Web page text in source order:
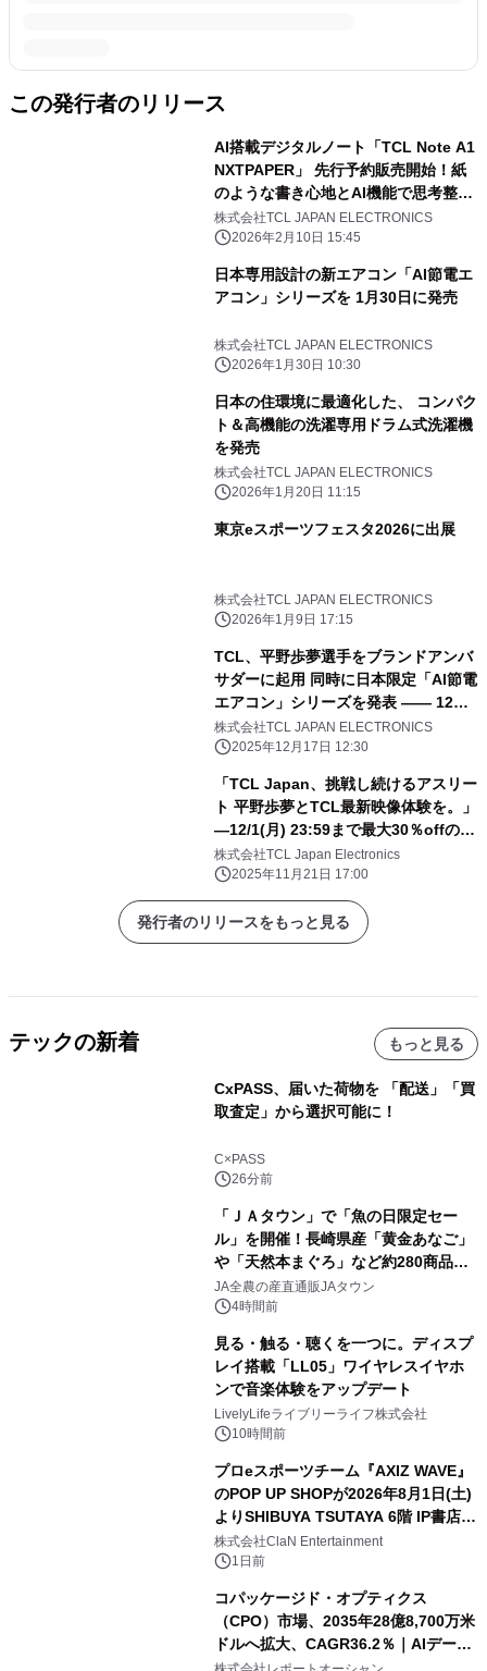
この発行者のリリース
AI搭載デジタルノート「TCL Note A1
NXTPAPER」 先行予約販売開始！紙
のような書き心地とAI機能で思考整理
を革新
株式会社TCL JAPAN ELECTRONICS
2026年2月10日 15:45
日本専用設計の新エアコン「AI節電エ
アコン」シリーズを 1月30日に発売
株式会社TCL JAPAN ELECTRONICS
2026年1月30日 10:30
日本の住環境に最適化した、 コンパク
ト＆高機能の洗濯専用ドラム式洗濯機
を発売
株式会社TCL JAPAN ELECTRONICS
2026年1月20日 11:15
東京eスポーツフェスタ2026に出展
株式会社TCL JAPAN ELECTRONICS
2026年1月9日 17:15
TCL、平野歩夢選手をブランドアンバ
サダーに起用 同時に日本限定「AI節電
エアコン」シリーズを発表 ―― 12月
15日 アンバサダー就任式＆新商品発
表会を開催
株式会社TCL JAPAN ELECTRONICS
2025年12月17日 12:30
「TCL Japan、挑戦し続けるアスリー
ト 平野歩夢とTCL最新映像体験を。」
―12/1(月) 23:59まで最大30％offの
Amazon ブラックフライデー実施中―
株式会社TCL Japan Electronics
2025年11月21日 17:00
発行者のリリースをもっと見る
テックの新着 もっと見る
CxPASS、届いた荷物を 「配送」「買
取査定」から選択可能に！
C×PASS
26分前
「ＪＡタウン」で「魚の日限定セー
ル」を開催！長崎県産「黄金あなご」
や「天然本まぐろ」など約280商品を
販売！～毎月１０日の定例企画～
JA全農の産直通販JAタウン
4時間前
見る・触る・聴くを一つに。ディスプ
レイ搭載「LL05」ワイヤレスイヤホ
ンで音楽体験をアップデート
LivelyLifeライブリーライフ株式会社
10時間前
プロeスポーツチーム『AXIZ WAVE』
のPOP UP SHOPが2026年8月1日(土)
よりSHIBUYA TSUTAYA 6階 IP書店で
開催決定！！
株式会社ClaN Entertainment
1日前
コパッケージド・オプティクス
（CPO）市場、2035年28億8,700万米
ドルへ拡大、CAGR36.2％｜AIデータ
センター・高速光通信需要が成長を加